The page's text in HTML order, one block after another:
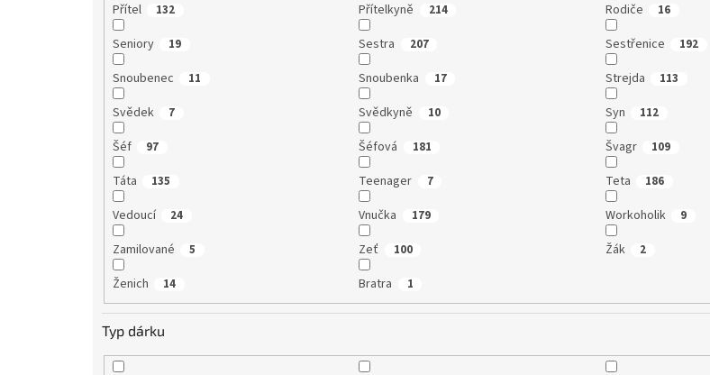
Přítel 132 Přítelkyně 214 Rodiče 16
Seniory 19 Sestra 207 Sestřenice 192
Snoubenec 11 Snoubenka 17 Strejda 113
Svědek 7 Svědkyně 10 Syn 112
Šéf 97 Šéfová 181 Švagr 109
Táta 135 Teenager 7 Teta 186
Vedoucí 24 Vnučka 179 Workoholik 9
Zamilované 5 Zeť 100 Žák 2
Ženich 14 Bratra 1
Typ dárku